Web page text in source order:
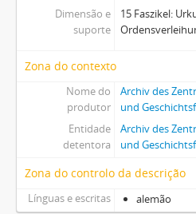
[Pasta/Processo]
[Pasta/Processo]
[Pasta/Processo]
[Pasta/Processo] Grüne
Dimensão e
suporte
15 Faszikel:
Zona do contexto
Nome do
produtor
Archiv des
und
Entidade
detentora
Archiv des
und
Zona do controlo da descrição
Línguas e escritas alemão